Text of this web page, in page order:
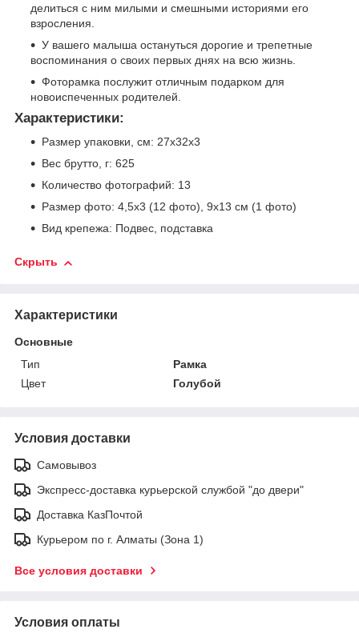
делиться с ним милыми и смешными историями его
взросления.
У вашего малыша остануться дорогие и трепетные
воспоминания о своих первых днях на всю жизнь.
Фоторамка послужит отличным подарком для
новоиспеченных родителей.
Характеристики:
Размер упаковки, см: 27х32х3
Вес брутто, г: 625
Количество фотографий: 13
Размер фото: 4,5х3 (12 фото), 9х13 см (1 фото)
Вид крепежа: Подвес, подставка
Скрыть
Характеристики
Основные
Тип
Рамка
Цвет
Голубой
Условия доставки
Самовывоз
Экспресс-доставка курьерской службой "до двери"
Доставка КазПочтой
Курьером по г. Алматы (Зона 1)
Все условия доставки
Условия оплаты